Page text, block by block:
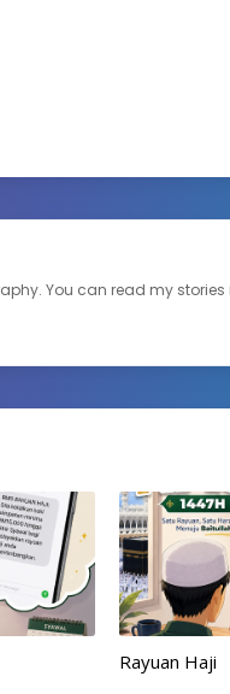
You can read my stories
Rayuan Haji